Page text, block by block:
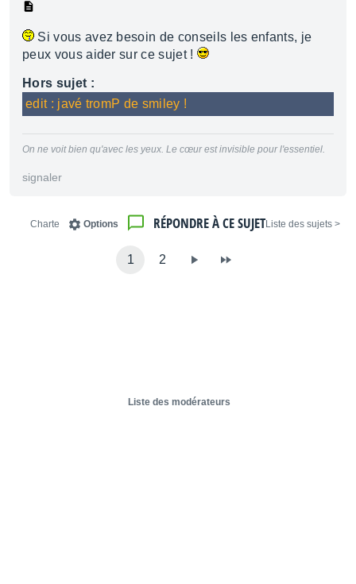
Si vous avez besoin de conseils les enfants, je
peux vous aider sur ce sujet !
Hors sujet :
edit : javé tromP de smiley !
On ne voit bien qu'avec les yeux. Le cœur est invisible pour l'essentiel.
signaler
< Liste des sujets
RÉPONDRE À CE SUJET
Options
Charte
1 2
Liste des modérateurs